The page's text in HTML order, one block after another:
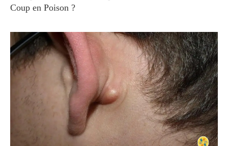
Coup en Poison ?